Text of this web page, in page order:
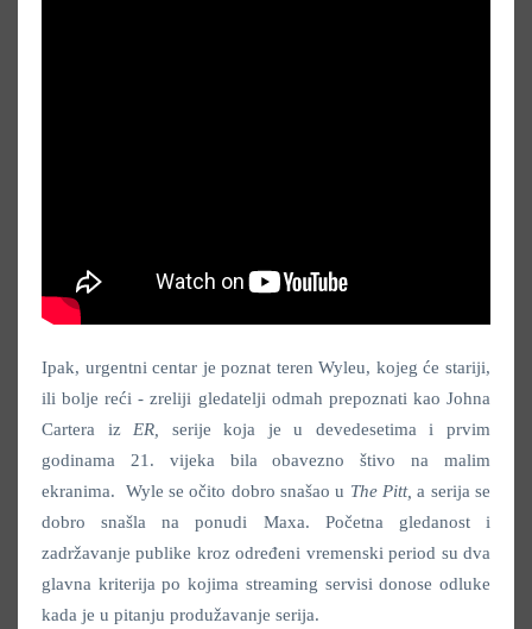
Ipak, urgentni centar je poznat teren Wyleu, kojeg će stariji,
ili bolje reći - zreliji gledatelji odmah prepoznati kao Johna
Cartera iz ER, serije koja je u devedesetima i prvim
godinama 21. vijeka bila obavezno štivo na malim
ekranima. Wyle se očito dobro snašao u The Pitt,a serija se
dobro snašla na ponudi Maxa. Početna gledanost i
zadržavanje publike kroz određeni vremenski period su dva
glavna kriterija po kojima streaming servisi donose odluke
kada je u pitanju produžavanje serija.